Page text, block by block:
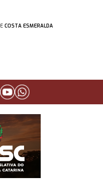
E COSTA ESMERALDA